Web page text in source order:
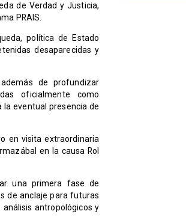
de Verdad y Justicia,
PRAIS.
política de Estado
desaparecidas y
de profundizar
oficialmente como
la eventual presencia de
en visita extraordinaria
en la causa Rol
una primera fase de
de anclaje para futuras
antropológicos y